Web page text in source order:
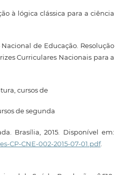
à lógica clássica para a ciência
de Educação. Resolução
Curriculares Nacionais para a
cursos de
de segunda
Brasília, 2015. Disponível em:
CP-CNE-002-2015-07-01.pdf.